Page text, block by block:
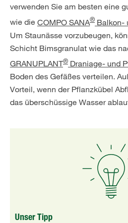
verwenden Sie am besten eine
wie die COMPO SANA® Balkon-
Um Staunässe vorzubeugen,
Schicht Bimsgranulat wie das
GRANUPLANT® Draniage- und
Boden des Gefäßes verteilen.
Vorteil, wenn der Pflanzkübel
das überschüssige Wasser
Unser Tipp